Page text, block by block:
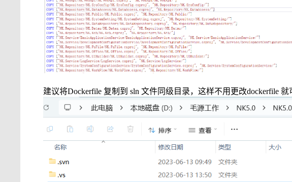
建议将Dockerfile 复制到sln文件同级目录，这样不用更改dockerfile就